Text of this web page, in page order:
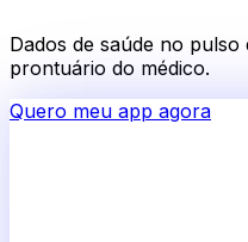
Dados de saúde no
prontuário do médico.
Quero meu app agora